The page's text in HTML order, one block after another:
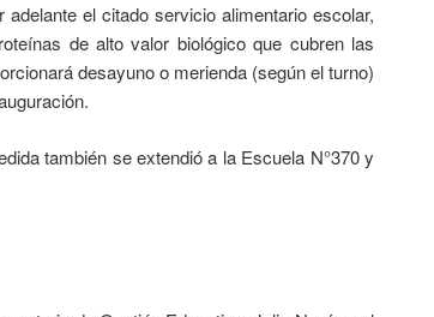
el citado servicio alimentario escolar,
de alto valor biológico que cubren las
desayuno o merienda (según el turno)
también se extendió a la Escuela N°370 y